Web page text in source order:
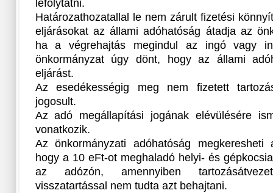
lefolytatni.
Határozathozatallal le nem zárult fizetési
eljárásokat az állami adóhatóság átadja az
ha a végrehajtás megindul az ingó vagy
önkormányzat úgy dönt, hogy az állami
eljárást.
Az esedékességig meg nem fizetett
jogosult.
Az adó megállapítási jogának elévülésére
vonatkozik.
Az önkormányzati adóhatóság megkeresheti
hogy a 10 eFt-ot meghaladó helyi- és
az adózón, amennyiben
visszatartással nem tudta azt behajtani.